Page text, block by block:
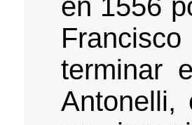
en 1556
terminar
Antonelli,